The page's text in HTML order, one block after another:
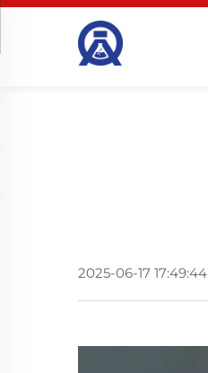
2025-06-17 17:49:44